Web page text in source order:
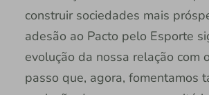
construir sociedades mais
adesão ao Pacto pelo Esporte
evolução da nossa relação com
passo que, agora, fomentamos